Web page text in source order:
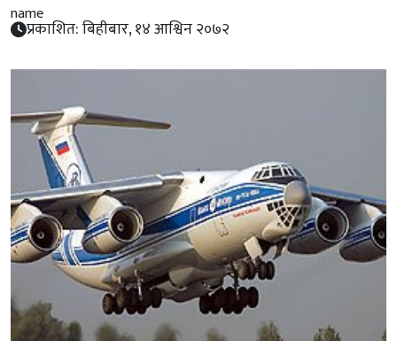
प्रकाशित: बिहीबार, १४ आश्विन २०७२